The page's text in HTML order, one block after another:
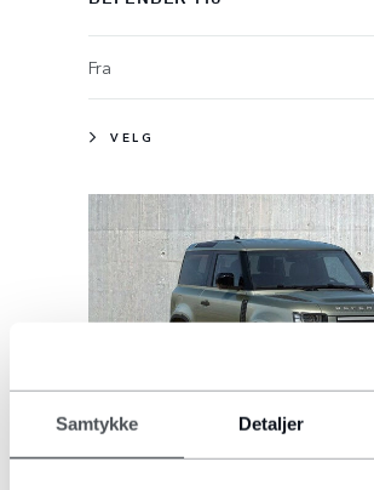
Samtykke Detaljer
Fra
VELG